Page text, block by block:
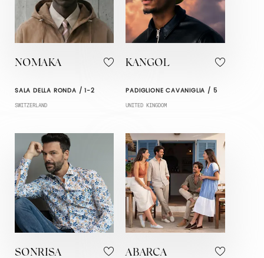
NOMAKA
SALA DELLA RONDA / 1-2
SWITZERLAND
KANGOL
PADIGLIONE CAVANIGLIA / 5
UNITED KINGDOM
SONRISA ABARCA